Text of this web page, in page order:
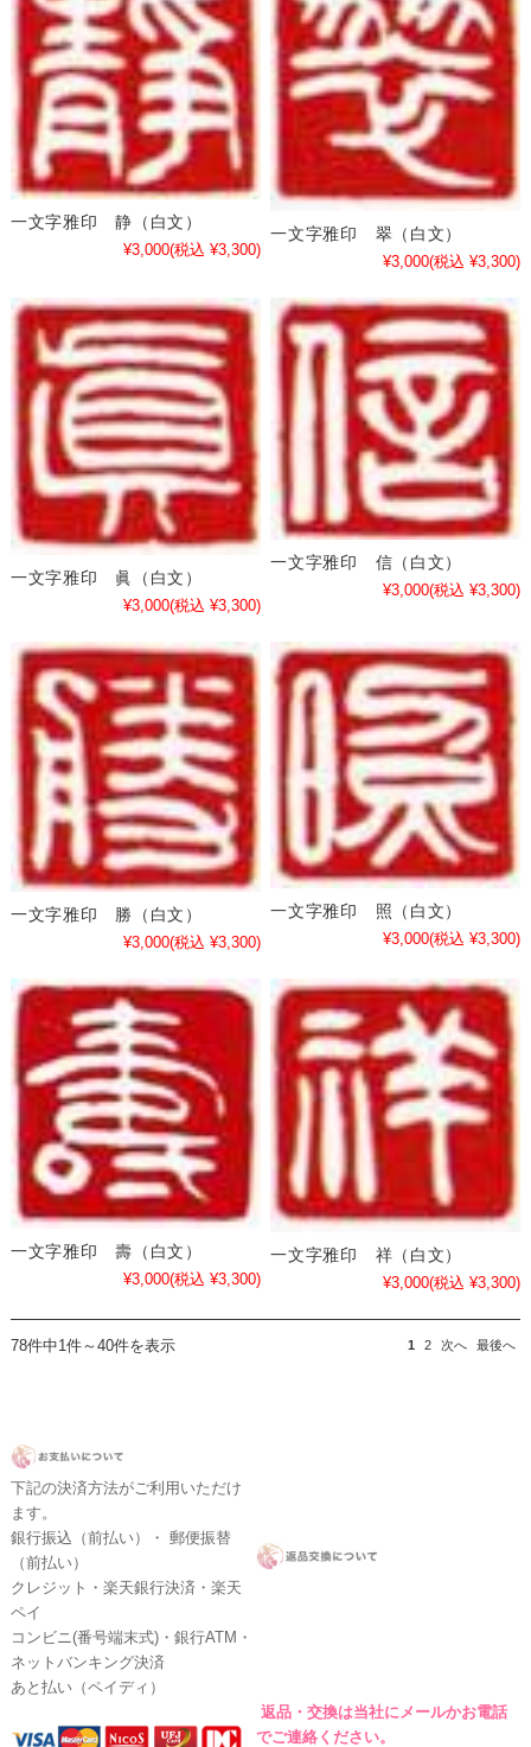
一文字雅印 静（白文）
¥3,000(税込 ¥3,300)
一文字雅印 翠（白文）
¥3,000(税込 ¥3,300)
一文字雅印 眞（白文）
¥3,000(税込 ¥3,300)
一文字雅印 信（白文）
¥3,000(税込 ¥3,300)
一文字雅印 勝（白文）
¥3,000(税込 ¥3,300)
一文字雅印 照（白文）
¥3,000(税込 ¥3,300)
一文字雅印 壽（白文）
¥3,000(税込 ¥3,300)
一文字雅印 祥（白文）
¥3,000(税込 ¥3,300)
78件中1件～40件を表示 1 2 次へ 最後へ
下記の決済方法がご利用いただけ
ます。
銀行振込（前払い）・ 郵便振替
（前払い）
クレジット・楽天銀行決済・楽天
ペイ
コンビニ(番号端末式)・銀行ATM・
ネットバンキング決済
あと払い（ペイディ）
返品・交換は当社にメールかお電話
でご連絡ください。